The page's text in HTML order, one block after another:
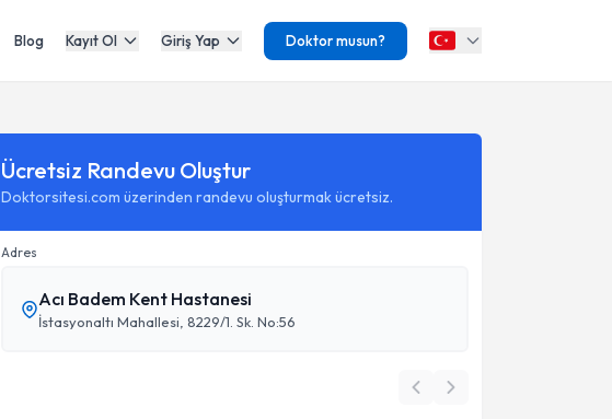
Blog Kayıt Ol Giriş Yap Doktor musun?
Ücretsiz Randevu Oluştur
Doktorsitesi.com üzerinden randevu oluşturmak ücretsiz.
Adres
Acı Badem Kent Hastanesi
İstasyonaltı Mahallesi, 8229/1. Sk. No:56